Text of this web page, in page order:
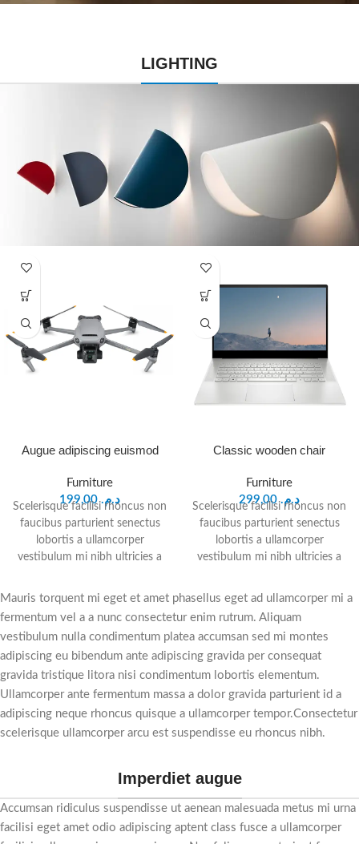
LIGHTING
Augue adipiscing euismod
Furniture
د.م.199,00
Scelerisque facilisi rhoncus non
faucibus parturient senectus
lobortis a ullamcorper
vestibulum mi nibh ultricies a
leo sem in. Est cum torquent
mi in scelerisque leo aptent per
at vitae ante eleifend mollis
adipiscing.
Classic wooden chair
Furniture
د.م.299,00
Scelerisque facilisi rhoncus non
faucibus parturient senectus
lobortis a ullamcorper
vestibulum mi nibh ultricies a
leo sem in. Est cum torquent
mi in scelerisque leo aptent per
at vitae ante eleifend mollis
adipiscing.
Mauris torquent mi eget et amet phasellus eget ad ullamcorper mi a
fermentum vel a a nunc consectetur enim rutrum. Aliquam
vestibulum nulla condimentum platea accumsan sed mi montes
adipiscing eu bibendum ante adipiscing gravida per consequat
gravida tristique litora nisi condimentum lobortis elementum.
Ullamcorper ante fermentum massa a dolor gravida parturient id a
adipiscing neque rhoncus quisque a ullamcorper tempor.Consectetur
scelerisque ullamcorper arcu est suspendisse eu rhoncus nibh.
Imperdiet augue
Accumsan ridiculus suspendisse ut aenean malesuada metus mi urna
facilisi eget amet odio adipiscing aptent class fusce a ullamcorper